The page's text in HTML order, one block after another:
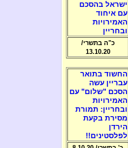
ישראל בהסכם
עם איחוד
האמירויות
ובחריין
כ"ה בתשרי/
13.10.20
החשוד בתואר
עבריין עשה
הסכם "שלום" עם
האמירויות
ובחריין: תמורת
מסירת בקעת
הירדן
לפלסטינים!!